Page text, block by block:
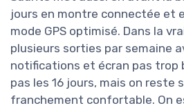
jours en montre connectée et
mode GPS optimisé. Dans la
plusieurs sorties par semaine
notifications et écran pas trop
pas les 16 jours, mais on reste
franchement confortable. On